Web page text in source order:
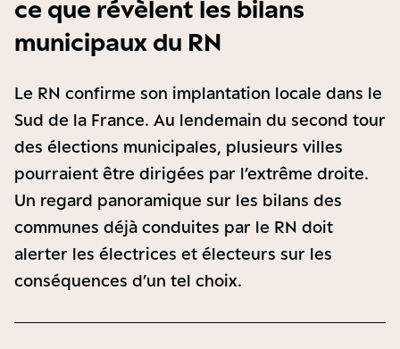
ce que révèlent les bilans
municipaux du RN
Le RN confirme son implantation locale dans le
Sud de la France. Au lendemain du second tour
des élections municipales, plusieurs villes
pourraient être dirigées par l’extrême droite.
Un regard panoramique sur les bilans des
communes déjà conduites par le RN doit
alerter les électrices et électeurs sur les
conséquences d’un tel choix.